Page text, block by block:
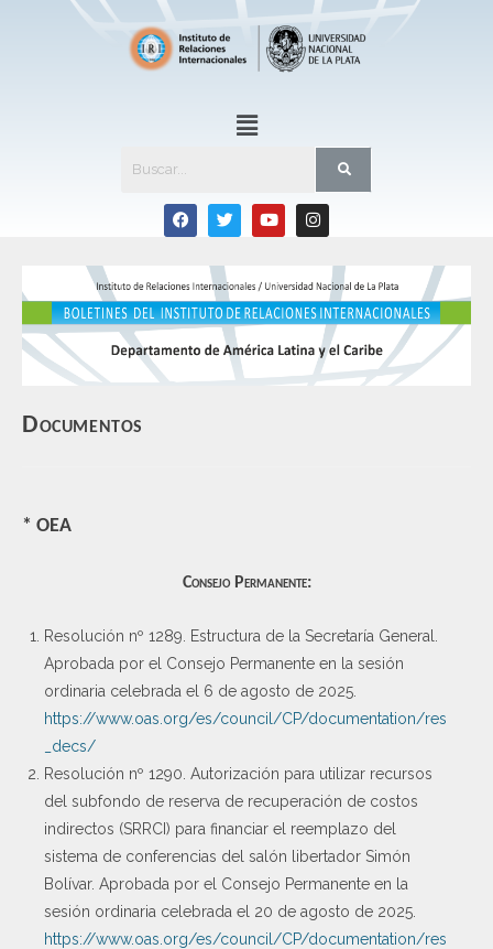
Documentos
* OEA
Consejo Permanente:
Resolución nº 1289. Estructura de la Secretaría General.
Aprobada por el Consejo Permanente en la sesión
ordinaria celebrada el 6 de agosto de 2025.
https://www.oas.org/es/council/CP/documentation/res
_decs/
Resolución nº 1290. Autorización para utilizar recursos
del subfondo de reserva de recuperación de costos
indirectos (SRRCI) para financiar el reemplazo del
sistema de conferencias del salón libertador Simón
Bolívar. Aprobada por el Consejo Permanente en la
sesión ordinaria celebrada el 20 de agosto de 2025.
https://www.oas.org/es/council/CP/documentation/res